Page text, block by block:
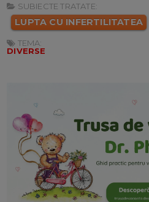
SUBIECTE TRATATE:
LUPTA CU INFERTILITATEA
TEMA:
DIVERSE